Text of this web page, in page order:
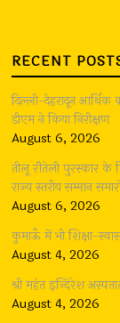
RECENT
दिल्ली-देहरादून आर्थिक
डीएम ने किया निरीक्षण
August 6, 2026
तीलू रौतेली पुरस्कार के
राज्य स्तरीय सम्मान
August 6, 2026
कुमाऊँ में भी शिक्षा-
August 4, 2026
श्री महंत इन्दिरेश
August 4, 2026